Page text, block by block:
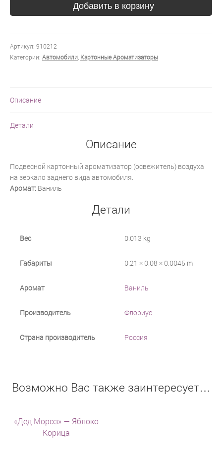
Добавить в корзину
Артикул: 910212
Категории: Автомобили Картонные Ароматизаторы
Описание
Детали
Описание
Подвесной картонный ароматизатор (освежитель) воздуха
на зеркало заднего вида автомобиля.
Аромат: Ваниль
Детали
Вес 0.013 kg
Габариты 0.21 × 0.08 × 0.0045 m
Аромат Ваниль
Производитель Флориус
Страна производитель Россия
Возможно Вас также заинтересует…
«Дед Мороз» — Яблоко
Корица